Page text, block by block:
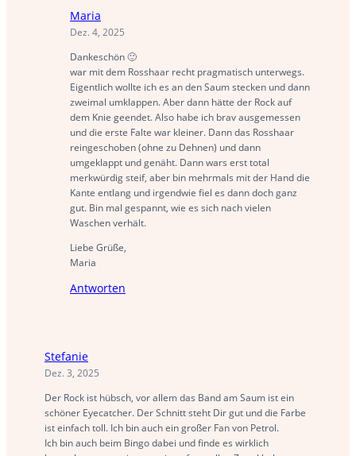
Maria
Dez. 4, 2025
Dankeschön 🙂
war mit dem Rosshaar recht pragmatisch unterwegs.
Eigentlich wollte ich es an den Saum stecken und dann
zweimal umklappen. Aber dann hätte der Rock auf
dem Knie geendet. Also habe ich brav ausgemessen
und die erste Falte war kleiner. Dann das Rosshaar
reingeschoben (ohne zu Dehnen) und dann
umgeklappt und genäht. Dann wars erst total
merkwürdig steif, aber bin mehrmals mit der Hand die
Kante entlang und irgendwie fiel es dann doch ganz
gut. Bin mal gespannt, wie es sich nach vielen
Waschen verhält.
Liebe Grüße,
Maria
Antworten
Stefanie
Dez. 3, 2025
Der Rock ist hübsch, vor allem das Band am Saum ist ein
schöner Eyecatcher. Der Schnitt steht Dir gut und die Farbe
ist einfach toll. Ich bin auch ein großer Fan von Petrol.
Ich bin auch beim Bingo dabei und finde es wirklich